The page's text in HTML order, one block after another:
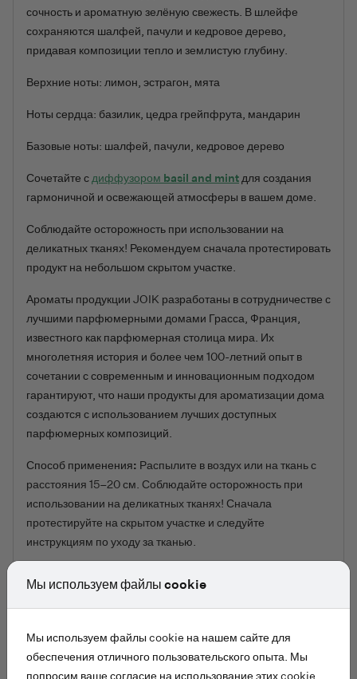
сочность и ароматную зелёную свежесть. В шлейфе
сохраняются шалфей, пачули и кедровое дерево,
придавая композиции тепло и землистую глубину.
Верхние ноты: лимон, эстрагон, мята
Ноты сердца: базилик, цедра грейпфрута, мандарин
Базовые ноты: шалфей, пачули, кедровое дерево
Сочетайте с диффузором basil and mint для создания
гармоничной и освежающей атмосферы в вашем доме.
Соблюдайте осторожность при использовании на
деликатных тканях! Рекомендуем сначала протестировать
продукт на небольшом скрытом участке.
Ароматы продукции JOIK разработаны в сотрудничестве с
лучшими парфюмерными домами Грасса, Франция,
известного как парфюмерная столица мира. Их
многолетняя история и более чем 100-летний опыт в
сочетании с современным и инновационным подходом
гарантируют, что наши продукты для ароматизации дома
создаются с использованием лучших доступных
парфюмерных композиций.
Способ применения: Распылите в воздух или на ткань с
расстояния 15–20 см. Соблюдайте осторожность при
использовании на деликатных тканях! Сначала
протестируйте на скрытом участке и следуйте
инструкциям по уходу за тканью.
Содержит линалоол. Может вызывать аллергическую
Вызывает серьёзное раздражение глаз. ПРИ ПОПАДАНИИ
В ГЛАЗА: Осторожно промывать водой в течение
Мы используем файлы cookie
Мы используем файлы cookie на нашем сайте для
обеспечения отличного пользовательского опыта. Мы
попросим ваше согласие на использование этих cookie,